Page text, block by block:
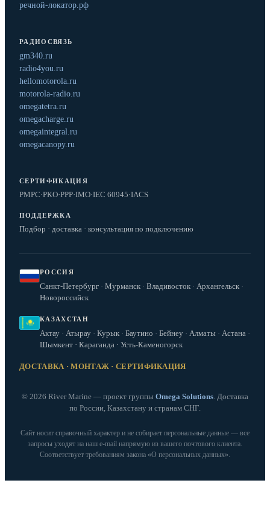
речной-локатор.рф
РАДИОСВЯЗЬ
gm340.ru
radio4you.ru
hellomotorola.ru
motorola-radio.ru
omegatetra.ru
omegacharge.ru
omegaintegral.ru
omegacanopy.ru
СЕРТИФИКАЦИЯ
РМРС·РКО·РРР·IMO·IEC 60945·IACS
ПОДДЕРЖКА
Подбор · доставка · консультация по подключению
РОССИЯ
Санкт-Петербург · Мурманск · Владивосток · Архангельск ·
Новороссийск
КАЗАХСТАН
Актау · Атырау · Курык · Баутино · Бейнеу · Алматы · Астана ·
Шымкент · Караганда · Усть-Каменогорск
ДОСТАВКА · МОНТАЖ · СЕРТИФИКАЦИЯ
© 2026 River Marine — проект группы Omega Solutions. Доставка
по России, Казахстану и странам СНГ.
Сайт носит справочный характер и не собирает персональные данные — все
запросы уходят на наш e‑mail напрямую из вашего почтового клиента.
Соответствует требованиям закона «О персональных данных».